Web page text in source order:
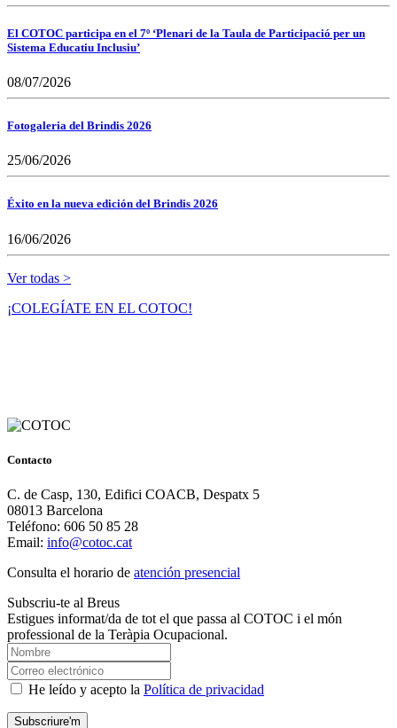
El COTOC participa en el 7º ‘Plenari de la Taula de Participació per un
Sistema Educatiu Inclusiu’
08/07/2026
Fotogaleria del Brindis 2026
25/06/2026
Éxito en la nueva edición del Brindis 2026
16/06/2026
Ver todas >
¡COLEGÍATE EN EL COTOC!
Contacto
C. de Casp, 130, Edifici COACB, Despatx 5
08013 Barcelona
Teléfono: 606 50 85 28
Email: info@cotoc.cat
Consulta el horario de atención presencial
Subscriu-te al Breus
Estigues informat/da de tot el que passa al COTOC i el món
professional de la Teràpia Ocupacional.
He leído y acepto la Política de privacidad